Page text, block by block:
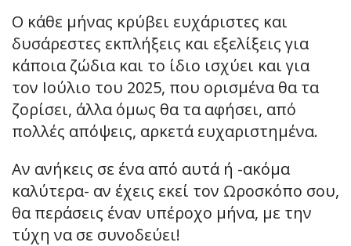
Ο κάθε μήνας κρύβει ευχάριστες και
δυσάρεστες εκπλήξεις και εξελίξεις για
κάποια ζώδια και το ίδιο ισχύει και για
τον Ιούλιο του 2025, που ορισμένα θα τα
ζορίσει, άλλα όμως θα τα αφήσει, από
πολλές απόψεις, αρκετά ευχαριστημένα.
Αν ανήκεις σε ένα από αυτά ή -ακόμα
καλύτερα- αν έχεις εκεί τον Ωροσκόπο σου,
θα περάσεις έναν υπέροχο μήνα, με την
τύχη να σε συνοδεύει!